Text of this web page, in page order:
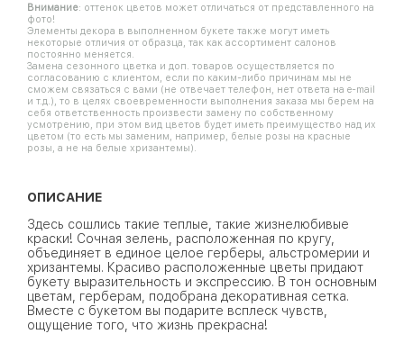
Внимание: оттенок цветов может отличаться от представленного на
фото!
Элементы декора в выполненном букете также могут иметь
некоторые отличия от образца, так как ассортимент салонов
постоянно меняется.
Замена сезонного цветка и доп. товаров осуществляется по
согласованию с клиентом, если по каким-либо причинам мы не
сможем связаться с вами (не отвечает телефон, нет ответа на e-mail
и т.д.), то в целях своевременности выполнения заказа мы берем на
себя ответственность произвести замену по собственному
усмотрению, при этом вид цветов будет иметь преимущество над их
цветом (то есть мы заменим, например, белые розы на красные
розы, а не на белые хризантемы).
ОПИСАНИЕ
Здесь сошлись такие теплые, такие жизнелюбивые
краски! Сочная зелень, расположенная по кругу,
объединяет в единое целое герберы, альстромерии и
хризантемы. Красиво расположенные цветы придают
букету выразительность и экспрессию. В тон основным
цветам, герберам, подобрана декоративная сетка.
Вместе с букетом вы подарите всплеск чувств,
ощущение того, что жизнь прекрасна!